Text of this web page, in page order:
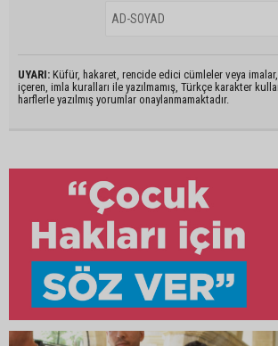
UYARI: Küfür, hakaret, rencide edici cümleler veya imalar,
içeren, imla kuralları ile yazılmamış, Türkçe karakter
harflerle yazılmış yorumlar onaylanmamaktadır.